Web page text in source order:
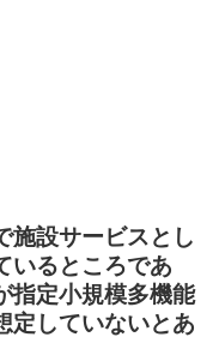
施設サービスとし
いるところであ
指定小規模多機能
定していないとあ